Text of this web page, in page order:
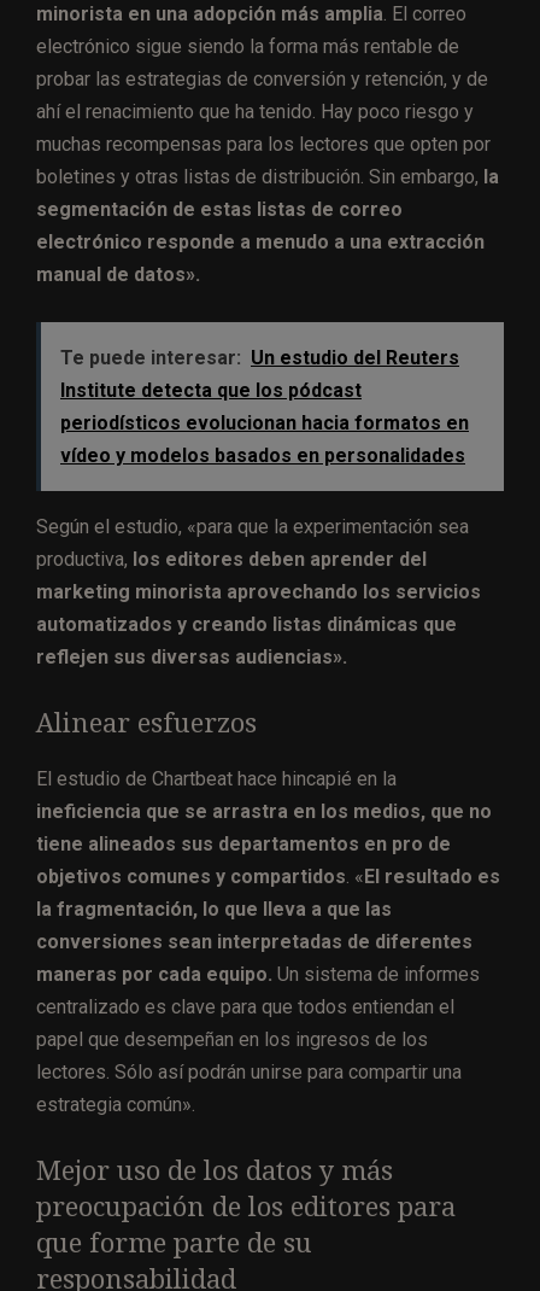
minorista en una adopción más amplia . El correo
electrónico sigue siendo la forma más rentable de
probar las estrategias de conversión y retención, y de
ahí el renacimiento que ha tenido. Hay poco riesgo y
muchas recompensas para los lectores que opten por
boletines y otras listas de distribución. Sin embargo, la
segmentación de estas listas de correo
electrónico responde a menudo a una extracción
manual de datos».
Te puede interesar: Un estudio del Reuters
Institute detecta que los pódcast
periodísticos evolucionan hacia formatos en
vídeo y modelos basados en personalidades
Según el estudio, «para que la experimentación sea
productiva, los editores deben aprender del
marketing minorista aprovechando los servicios
automatizados y creando listas dinámicas que
reflejen sus diversas audiencias».
Alinear esfuerzos
El estudio de Chartbeat hace hincapié en la
ineficiencia que se arrastra en los medios, que no
tiene alineados sus departamentos en pro de
objetivos comunes y compartidos . «El resultado es
la fragmentación, lo que lleva a que las
conversiones sean interpretadas de diferentes
maneras por cada equipo. Un sistema de informes
centralizado es clave para que todos entiendan el
papel que desempeñan en los ingresos de los
lectores. Sólo así podrán unirse para compartir una
estrategia común».
Mejor uso de los datos y más
preocupación de los editores para
que forme parte de su
responsabilidad